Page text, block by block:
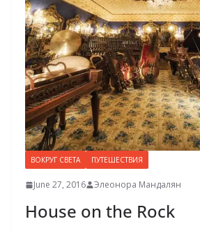
ВОКРУГ СВЕТА ПУТЕШЕСТВИЯ
June 27, 2016 Элеонора Мандалян
House on the Rock